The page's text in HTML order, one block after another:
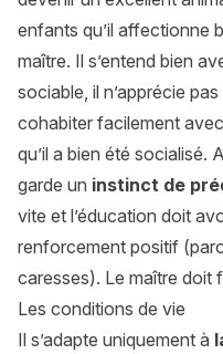
enfants qu’il affectionne
maître. Il s’entend bien
sociable, il n’apprécie
cohabiter facilement
qu’il a bien été socialisé.
garde un instinct de
vite et l’éducation doit
renforcement positif
caresses). Le maître doit
Les conditions de vie
Il s’adapte uniquement à